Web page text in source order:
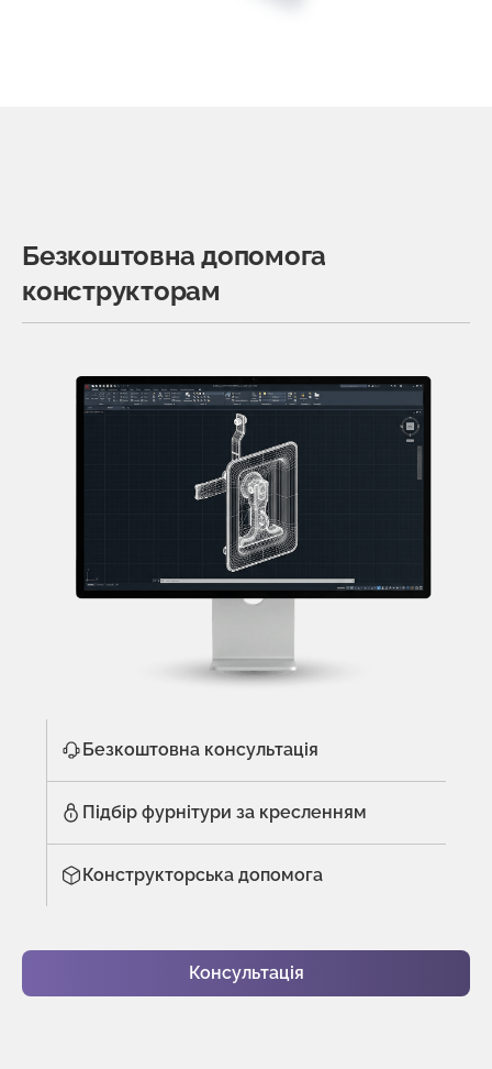
Безкоштовна допомога
конструкторам
Безкоштовна консультація
Підбір фурнітури за кресленням
Конструкторська допомога
Консультація